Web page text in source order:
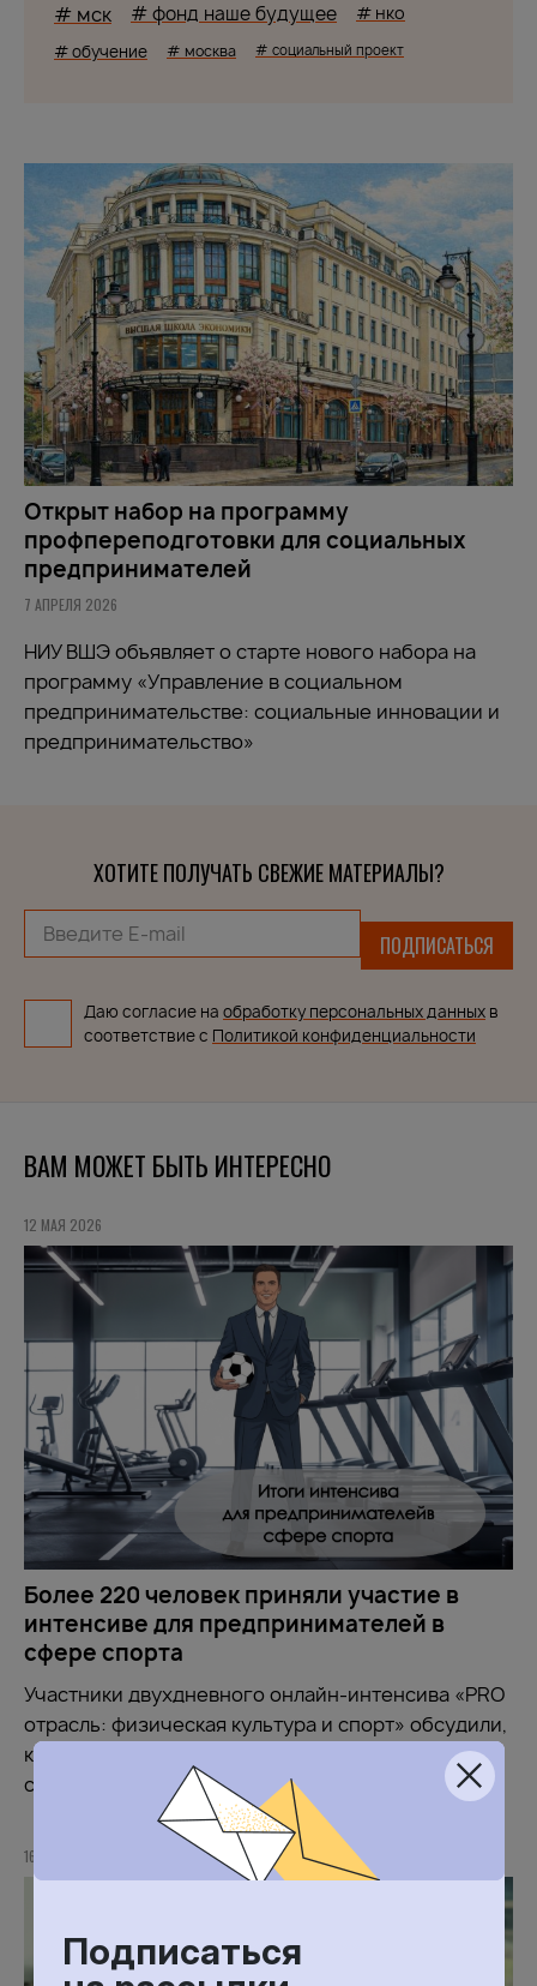
# мск # фонд наше будущее # нко
# обучение # москва # социальный проект
Открыт набор на программу
профпереподготовки для социальных
предпринимателей
7 АПРЕЛЯ 2026
НИУ ВШЭ объявляет о старте нового набора на
программу «Управление в социальном
предпринимательстве: социальные инновации и
предпринимательство»
ХОТИТЕ ПОЛУЧАТЬ СВЕЖИЕ МАТЕРИАЛЫ?
ПОДПИСАТЬСЯ
Даю согласие на обработку персональных данных в
соответствие с Политикой конфиденциальности
ВАМ МОЖЕТ БЫТЬ ИНТЕРЕСНО
12 МАЯ 2026
Более 220 человек приняли участие в
интенсиве для предпринимателей в
сфере спорта
Участники двухдневного онлайн-интенсива «PRO
отрасль: физическая культура и спорт» обсудили,
как сохранить устойчивость бизнеса в
существующих сегодня условиях
16 МАРТА 2026
Подписаться